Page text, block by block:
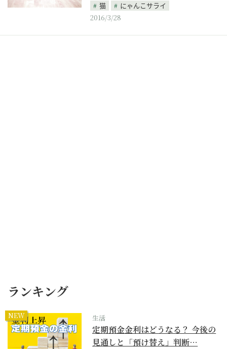
猫
にゃんこサライ
2016/3/28
ランキング
NEW 生活
定期預金金利はどうなる？ 今後の
見通しと「預け替え」判断…